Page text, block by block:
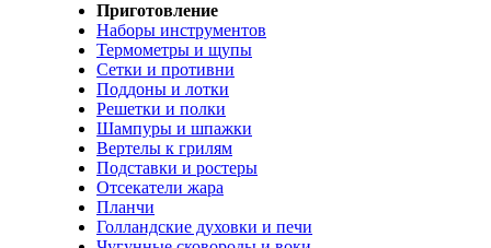
Приготовление
Наборы инструментов
Термометры и щупы
Сетки и противни
Поддоны и лотки
Решетки и полки
Шампуры и шпажки
Вертелы к грилям
Подставки и ростеры
Отсекатели жара
Планчи
Голландские духовки и печи